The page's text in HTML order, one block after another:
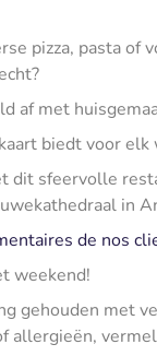
pizza, pasta of
af met
biedt voor elk
dit sfeervolle
in
de nos
weekend!
gehouden met
allergieën,